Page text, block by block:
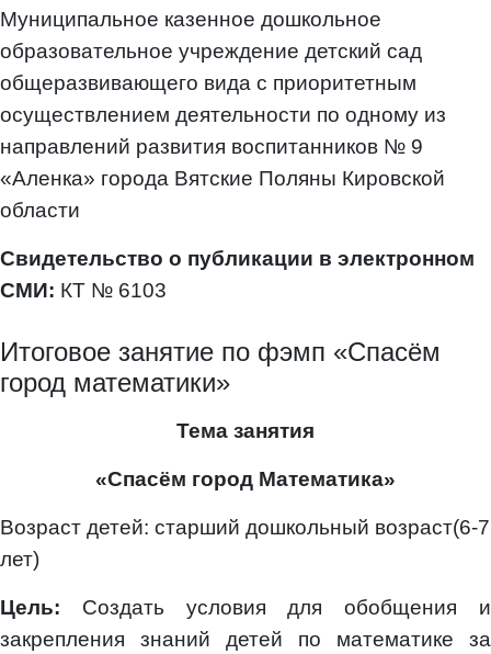
Муниципальное казенное дошкольное
образовательное учреждение детский сад
общеразвивающего вида с приоритетным
осуществлением деятельности по одному из
направлений развития воспитанников № 9
«Аленка» города Вятские Поляны Кировской
области
Свидетельство о публикации в электронном
СМИ: КТ № 6103
Итоговое занятие по фэмп «Спасём
город математики»
Тема занятия
«Спасём город Математика»
Возраст детей: старший дошкольный возраст(6-7
лет)
Цель: Создать условия для обобщения и
закрепления знаний детей по математике за